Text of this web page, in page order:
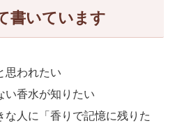
書いています
思われたい
い香水が知りたい
な人に「香りで記憶に残りた